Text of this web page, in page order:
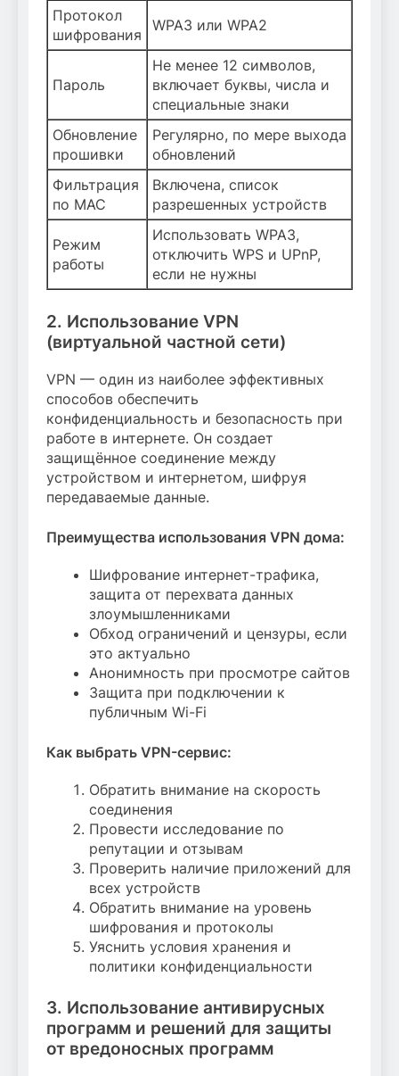
Протокол
шифрования
WPA3 или WPA2
Пароль
Не менее 12 символов,
включает буквы, числа и
специальные знаки
Обновление
прошивки
Регулярно, по мере выхода
обновлений
Фильтрация
по MAC
Включена, список
разрешенных устройств
Режим
работы
Использовать WPA3,
отключить WPS и UPnP,
если не нужны
2. Использование VPN
(виртуальной частной сети)
VPN — один из наиболее эффективных
способов обеспечить
конфиденциальность и безопасность при
работе в интернете. Он создает
защищённое соединение между
устройством и интернетом, шифруя
передаваемые данные.
Преимущества использования VPN дома:
Шифрование интернет-трафика,
защита от перехвата данных
злоумышленниками
Обход ограничений и цензуры, если
это актуально
Анонимность при просмотре сайтов
Защита при подключении к
публичным Wi-Fi
Как выбрать VPN-сервис:
Обратить внимание на скорость
соединения
Провести исследование по
репутации и отзывам
Проверить наличие приложений для
всех устройств
Обратить внимание на уровень
шифрования и протоколы
Уяснить условия хранения и
политики конфиденциальности
3. Использование антивирусных
программ и решений для защиты
от вредоносных программ